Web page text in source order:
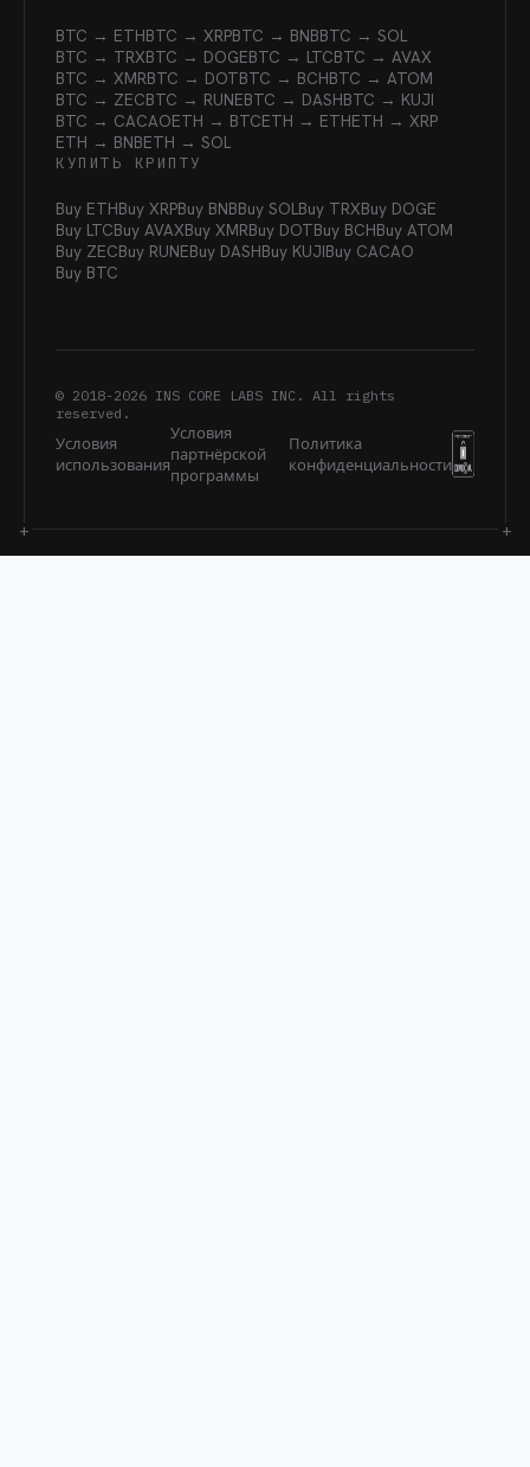
BTC → ETHBTC → XRPBTC → BNBBTC → SOL
BTC → TRXBTC → DOGEBTC → LTCBTC → AVAX
BTC → XMRBTC → DOTBTC → BCHBTC → ATOM
BTC → ZECBTC → RUNEBTC → DASHBTC → KUJI
BTC → CACAOETH → BTCETH → ETHETH → XRP
ETH → BNBETH → SOL
КУПИТЬ КРИПТУ
Buy ETHBuy XRPBuy BNBBuy SOLBuy TRXBuy DOGE
Buy LTCBuy AVAXBuy XMRBuy DOTBuy BCHBuy ATOM
Buy ZECBuy RUNEBuy DASHBuy KUJIBuy CACAO
Buy BTC
© 2018-2026 INS CORE LABS INC. All rights
reserved.
Условия
использования
Условия
партнёрской
программы
Политика
конфиденциальности